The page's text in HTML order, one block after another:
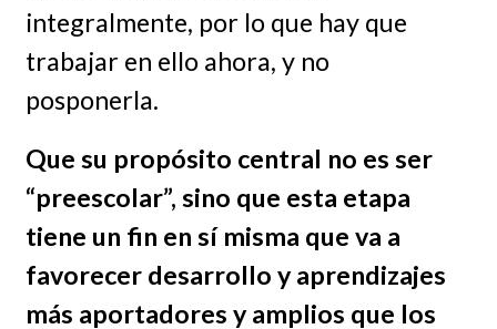
integralmente, por lo que hay que
trabajar en ello ahora, y no
posponerla.
Que su propósito central no es ser
“preescolar”, sino que esta etapa
tiene un fin en sí misma que va a
favorecer desarrollo y aprendizajes
más aportadores y amplios que los